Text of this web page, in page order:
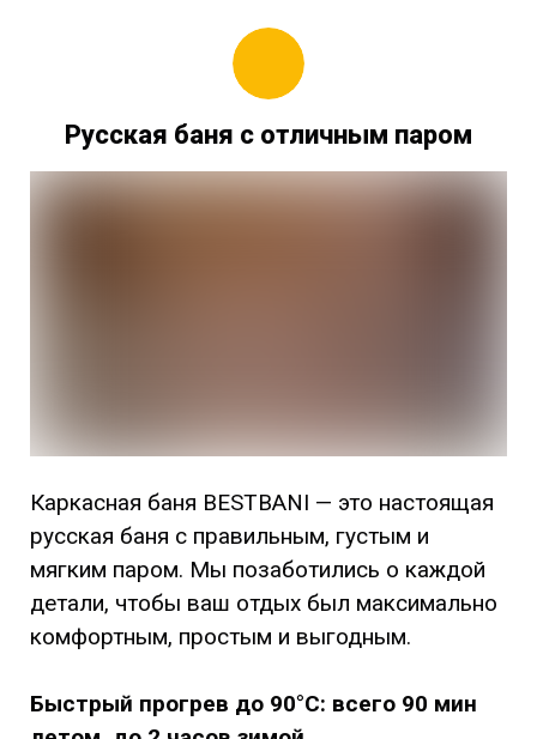
Русская баня с отличным паром
Каркасная баня BESTBANI — это настоящая
русская баня с правильным, густым и
мягким паром. Мы позаботились о каждой
детали, чтобы ваш отдых был максимально
комфортным, простым и выгодным.
Быстрый прогрев до 90°C: всего 90 мин